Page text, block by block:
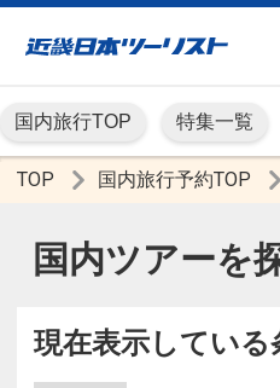
国内旅行TOP 特集一覧
TOP 国内旅行予約TOP
国内ツアーを
現在表示している